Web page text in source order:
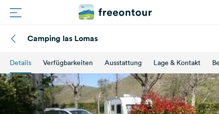
Routen
Plätze
Magazin
Camping las Lomas
Details Verfügbarkeiten Ausstattung Lage & Kontakt